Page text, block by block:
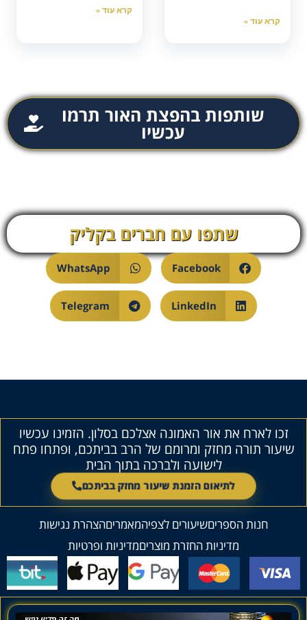
קרא עוד »
קרא עוד »
שותפות בהפצת האור תרמו
עכשיו
שתפו עם חברים בקליק
Facebook
WhatsApp
LinkedIn
Telegram
זכו לארח את אור האמונה אצלכם בסלון. הזמינו עכשיו
שיעור תורה מחזק ומרומם של הרב בביתכם, ופתחו פתח
לישועה ולברכה בתוך הבית
לתיאום הזמנת שיעור מחזק בביתכם
חנות הספריםשיעורים לצפיהמאמריםהצהרת נגישות
מדיניות החזרת מוצריםמדיניות ופרטיות